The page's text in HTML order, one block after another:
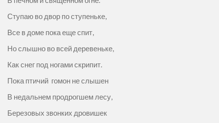
Ступаю во двор по ступеньке,
Все в доме пока еще спит,
Но слышно во всей деревеньке,
Как снег под ногами скрипит.
Пока птичий гомон не слышен
В недальнем продрогшем лесу,
Березовых звонких дровишек